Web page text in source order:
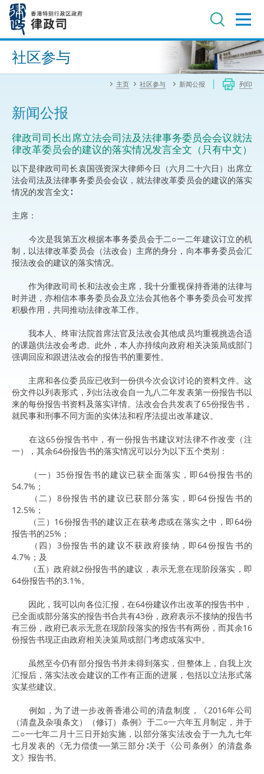
内
进阶搜寻
社区参与
主页 社区参与 新闻公报 列印
新闻公报
律政司司长出席立法会司法及法律事务委员会会议就法
律改革委员会的建议的落实情况发言全文（只有中文）
以下是律政司司长袁国强资深大律师今日（六月二十六日）出席立
法会司法及法律事务委员会会议，就法律改革委员会的建议的落实
情况的发言全文∶
主席：
今次是我第五次根据本事务委员会于二○一二年建议订立的机
制，以法律改革委员会（法改会）主席的身分，向本事务委员会汇
报法改会的建议的落实情况。
作为律政司司长和法改会主席，我十分重视保持香港的法律与
时并进，亦相信本事务委员会及立法会其他各个事务委员会可发挥
积极作用，共同推动法律改革工作。
我本人、终审法院首席法官及法改会其他成员均重视挑选合适
的课题供法改会考虑。此外，本人亦持续向政府相关决策局或部门
强调回应和跟进法改会的报告书的重要性。
主席和各位委员应已收到一份供今次会议讨论的资料文件。这
份文件以列表形式，列出法改会自一九八二年发表第一份报告书以
来的每份报告书资料及落实详情。法改会合共发表了65份报告书，
就民事和刑事不同方面的实体法和程序法提出改革建议。
在这65份报告书中，有一份报告书建议对法律不作改变（注
一），其余64份报告书的落实情况可以分为以下五个类别：
（一）35份报告书的建议已获全面落实，即64份报告书的
54.7%；
（二）8份报告书的建议已获部分落实，即64份报告书的
12.5%；
（三）16份报告书的建议正在获考虑或在落实之中，即64份
报告书的25%；
（四）3份报告书的建议不获政府接纳，即64份报告书的
4.7%；及
（五）政府就2份报告书的建议，表示无意在现阶段落实，即
64份报告书的3.1%。
因此，我可以向各位汇报，在64份建议作出改革的报告书中，
已全面或部分落实的报告书合共有43份，政府表示不接纳的报告书
有三份，政府已表示无意在现阶段落实的报告书有两份，而其余16
份报告书现正由政府相关决策局或部门考虑或落实中。
虽然至今仍有部分报告书并未得到落实，但整体上，自我上次
汇报后，落实法改会建议的工作有正面的进展，包括以立法形式落
实某些建议。
例如，为了进一步改善香港公司的清盘制度，《2016年公司
（清盘及杂项条文）（修订）条例》于二○一六年五月制定，并于
二○一七年二月十三日开始实施，以部分落实法改会于一九九七年
七月发表的《无力偿债──第三部分∶关于《公司条例》的清盘条
文》报告书。